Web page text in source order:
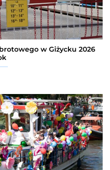
w Giżycku 2026